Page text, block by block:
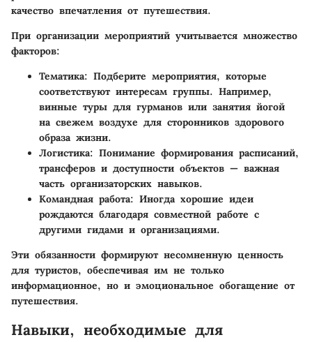
качество впечатления от путешествия.
При организации мероприятий учитывается множество
факторов:
Тематика: Подберите мероприятия, которые
соответствуют интересам группы. Например,
винные туры для гурманов или занятия йогой
на свежем воздухе для сторонников здорового
образа жизни.
Логистика: Понимание формирования расписаний,
трансферов и доступности объектов — важная
часть организаторских навыков.
Командная работа: Иногда хорошие идеи
рождаются благодаря совместной работе с
другими гидами и организациями.
Эти обязанности формируют несомненную ценность
для туристов, обеспечивая им не только
информационное, но и эмоциональное обогащение от
путешествия.
Навыки, необходимые для